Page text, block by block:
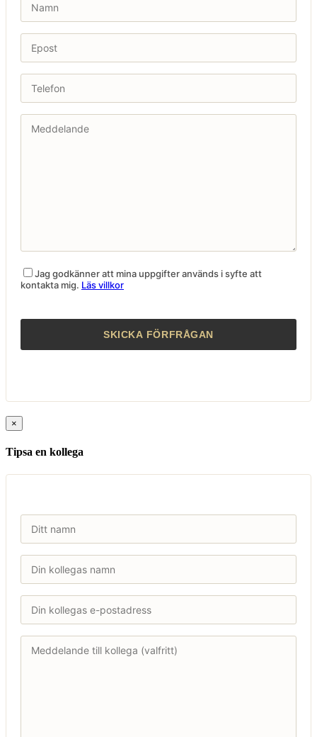
Jag godkänner att mina uppgifter används i syfte att
kontakta mig. Läs villkor
×
Tipsa en kollega